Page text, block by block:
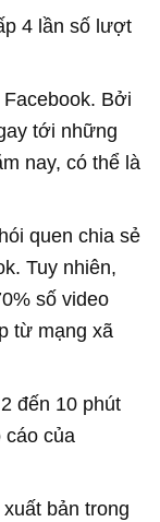
4 lần số lượt
Bởi
tới những
nay, có thể là
quen chia sẻ
Tuy nhiên,
số video
từ mạng xã
đến 10 phút
cáo của
bản trong